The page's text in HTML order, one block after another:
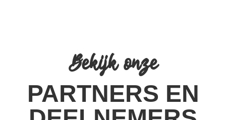
Bekijk onze
PARTNERS EN